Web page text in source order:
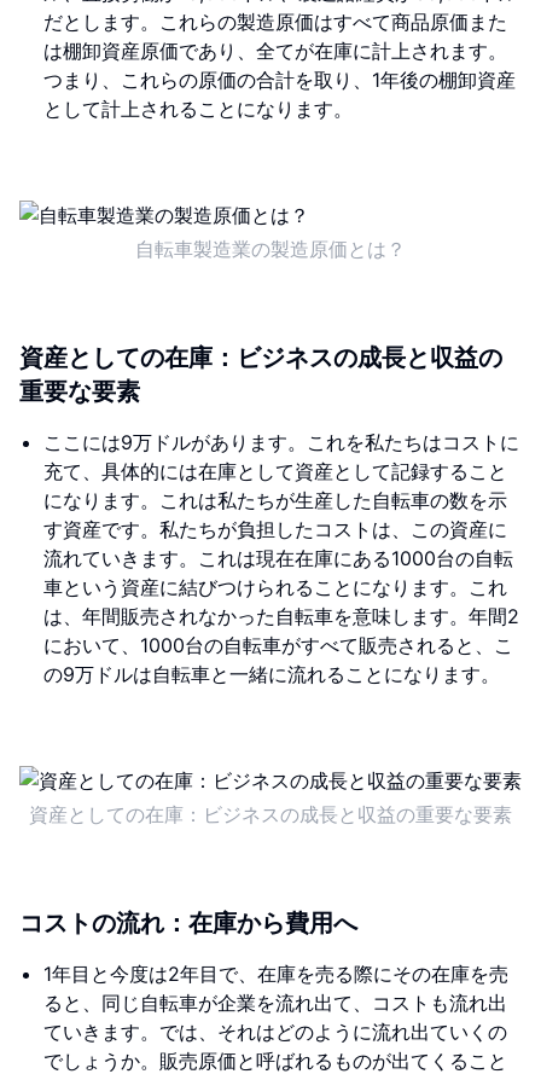
だとします。これらの製造原価はすべて商品原価また
は棚卸資産原価であり、全てが在庫に計上されます。
つまり、これらの原価の合計を取り、1年後の棚卸資産
として計上されることになります。
自転車製造業の製造原価とは？
資産としての在庫：ビジネスの成長と収益の
重要な要素
ここには9万ドルがあります。これを私たちはコストに
充て、具体的には在庫として資産として記録すること
になります。これは私たちが生産した自転車の数を示
す資産です。私たちが負担したコストは、この資産に
流れていきます。これは現在在庫にある1000台の自転
車という資産に結びつけられることになります。これ
は、年間販売されなかった自転車を意味します。年間2
において、1000台の自転車がすべて販売されると、こ
の9万ドルは自転車と一緒に流れることになります。
資産としての在庫：ビジネスの成長と収益の重要な要素
コストの流れ：在庫から費用へ
1年目と今度は2年目で、在庫を売る際にその在庫を売
ると、同じ自転車が企業を流れ出て、コストも流れ出
ていきます。では、それはどのように流れ出ていくの
でしょうか。販売原価と呼ばれるものが出てくること